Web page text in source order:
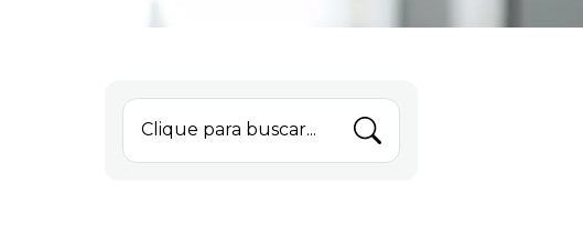
Clique para buscar...